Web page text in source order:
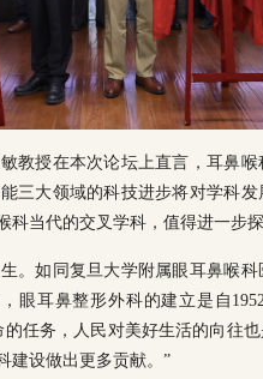
教授在本次论坛上直言，耳鼻
三大领域的科技进步将对学科
当代的交叉学科，值得进一步探
。如同复旦大学附属眼耳鼻喉科
眼耳鼻整形外科的建立是自
任务，人民对美好生活的向往
建设做出更多贡献。”